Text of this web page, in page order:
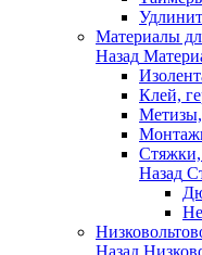
Материалы
Назад
Клей,
Назад
Назад